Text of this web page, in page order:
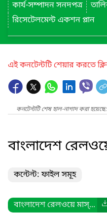
কার্য-সম্পাদন সনদপত্র
রিসেটেলমেন্ট একশন প্লান
এই কনটেন্টটি শেয়ার করতে
কনটেন্টটি শেষ হাল-নাগাদ করা
বাংলাদেশ
কন্টেন্ট: ফাইল সমূহ
বাংলাদেশ রেলওয়ে মাস্...